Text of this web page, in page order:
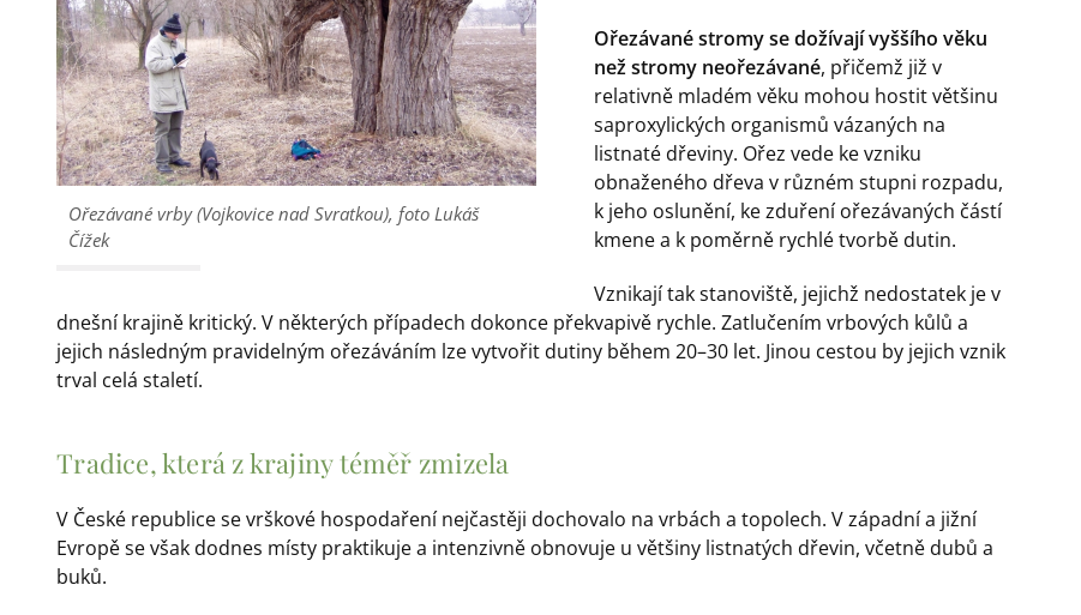
Ořezávané vrby (Vojkovice nad Svratkou), foto Lukáš
Čížek
Ořezávané stromy se dožívají vyššího věku
než stromy neořezávané, přičemž již v
relativně mladém věku mohou hostit většinu
saproxylických organismů vázaných na
listnaté dřeviny. Ořez vede ke vzniku
obnaženého dřeva v různém stupni rozpadu,
k jeho oslunění, ke zduření ořezávaných částí
kmene a k poměrně rychlé tvorbě dutin.
Vznikají tak stanoviště, jejichž nedostatek je v
dnešní krajině kritický. V některých případech dokonce překvapivě rychle. Zatlučením vrbových kůlů a
jejich následným pravidelným ořezáváním lze vytvořit dutiny během 20–30 let. Jinou cestou by jejich vznik
trval celá staletí.
Tradice, která z krajiny téměř zmizela
V České republice se vrškové hospodaření nejčastěji dochovalo na vrbách a topolech. V západní a jižní
Evropě se však dodnes místy praktikuje a intenzivně obnovuje u většiny listnatých dřevin, včetně dubů a
buků.